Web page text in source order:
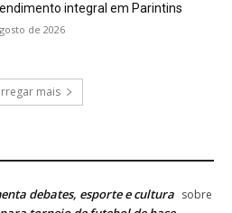
integral em Parintins
de 2026
mais
debates, esporte e cultura sobre